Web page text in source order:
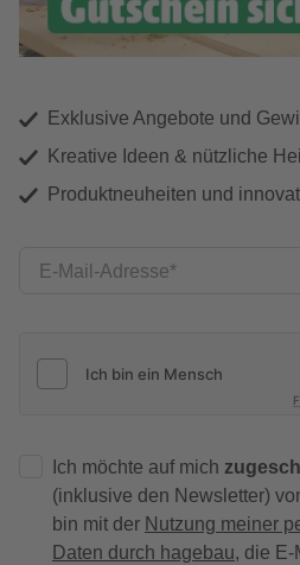
Exklusive Angebote und
Kreative Ideen & nützliche
Produktneuheiten und
E-Mail-Adresse
Ich möchte auf mich
(inklusive den Newsletter)
bin mit der Nutzung meiner
Daten durch hagebau, die E-